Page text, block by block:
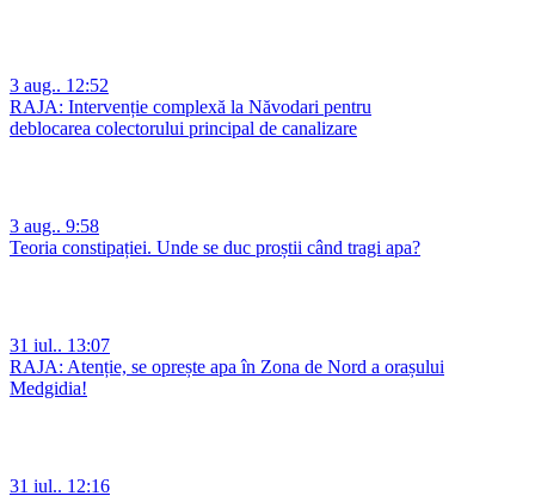
3 aug.. 12:52
RAJA: Intervenție complexă la Năvodari pentru
deblocarea colectorului principal de canalizare
3 aug.. 9:58
Teoria constipației. Unde se duc proștii când tragi apa?
31 iul.. 13:07
RAJA: Atenție, se oprește apa în Zona de Nord a orașului
Medgidia!
31 iul.. 12:16